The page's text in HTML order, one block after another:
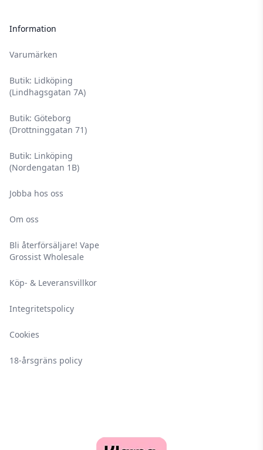
Information
Varumärken
Butik: Lidköping
(Lindhagsgatan 7A)
Butik: Göteborg
(Drottninggatan 71)
Butik: Linköping
(Nordengatan 1B)
Jobba hos oss
Om oss
Bli återförsäljare! Vape
Grossist Wholesale
Köp- & Leveransvillkor
Integritetspolicy
Cookies
18-årsgräns policy